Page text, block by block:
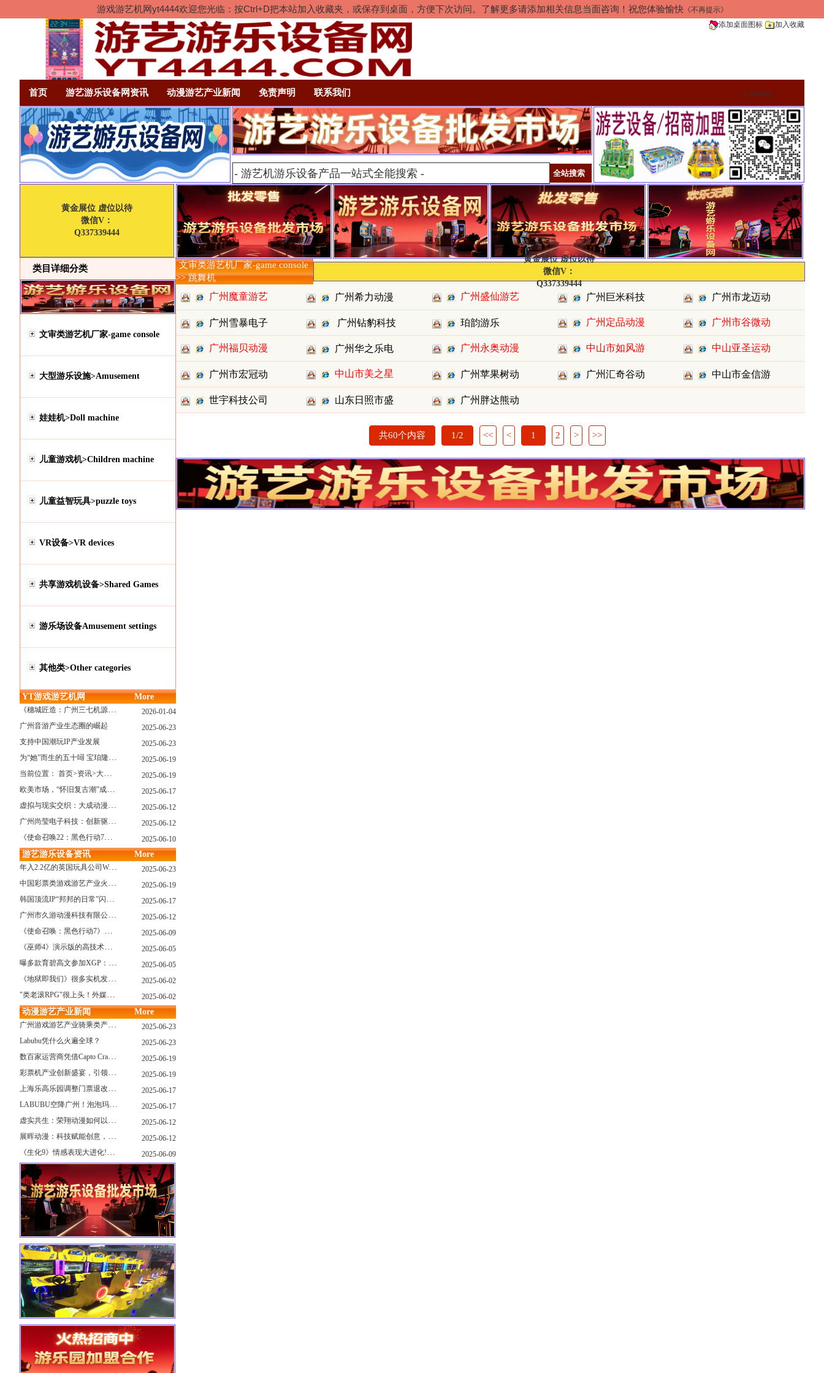
游戏游艺机网yt4444欢迎您光临：按Ctrl+D把本站加入收藏夹，或保存到桌面，方便下次访问。了解更多请添加相关信息当面咨询！祝您体验愉快《不再提示》
添加桌面图标
加入收藏
首页 游艺游乐设备网资讯 动漫游艺产业新闻 免责声明 联系我们 Loading...
黄金展位 虚位以待
微信V：
Q337339444
类目详细分类
文审类游艺机厂家-game console
大型游乐设施>Amusement
娃娃机>Doll machine
儿童游戏机>Children machine
儿童益智玩具>puzzle toys
VR设备>VR devices
共享游戏机设备>Shared Games
游乐场设备Amusement settings
其他类>Other categories
YT游戏游艺机网
More
《穗城匠造：广州三七机源头的工厂店密码》
2026-01-04
广州音游产业生态圈的崛起
2025-06-23
支持中国潮玩IP产业发展
2025-06-23
为“她”而生的五十噚 宝珀隆重推出全新五十噚女士潜水腕表 2025-06-19
当前位置： 首页>资讯>大型游戏展览和新游戏厅6月大温揭幕 大型游戏展览和新游戏厅6月大温揭幕 2025-06-19
欧美市场，“怀旧复古潮”成今年爆火！ 2025-06-17
虚拟与现实交织：大成动漫如何用"数字工匠精神"重塑游艺产业价值生态 2025-06-12
广州尚莹电子科技：创新驱动，引领游艺产业智能化新浪潮 2025-06-12
《使命召唤22：黑色行动7》战役模式传闻引不满:玩家将扮演无名士兵 2025-06-10
游艺游乐设备资讯
More
年入2.2亿的英国玩具公司Wow! Stuff被收购！
2025-06-23
中国彩票类游戏游艺产业火红现状深度分析 2025-06-19
韩国顶流IP“邦邦的日常”闪现深圳 2025-06-17
广州市久游动漫科技有限公司：创新驱动，引领游艺产业新浪潮 2025-06-12
《使命召唤：黑色行动7》问题多多：或将重蹈覆辙 2025-06-09
《巫师4》演示版的高技术力能在PS5上复现吗？数毛社以为很有或许！ 2025-06-05
曝多款育碧高文参加XGP：《星球大战：亡命之徒》、《阿凡达：潘多拉边境》、《刺客信条：影》等 2025-06-05
《地狱即我们》很多实机发布！虚幻5的地狱级画质！ 2025-06-02
"类老滚RPG"很上头！外媒盛赞新作《污痕圣杯》 2025-06-02
动漫游艺产业新闻
More
广州游戏游艺产业骑乘类产品的创新革命与沉浸式体验升级
2025-06-23
Labubu凭什么火遍全球？
2025-06-23
数百家运营商凭借Capto Crane娃娃机赢得玩家青睐——您呢？ 2025-06-19
彩票机产业创新盛宴，引领数字娱乐新潮流 2025-06-19
上海乐高乐园调整门票退改政策，多项“全球首发”引关注 2025-06-17
LABUBU空降广州！泡泡玛特快闪店限时开启 2025-06-17
虚实共生：荣翔动漫如何以"科技+文化"双轮驱动重塑游艺产业新生态 2025-06-12
展晖动漫：科技赋能创意，打造沉浸式游艺新体验 2025-06-12
《生化9》情感表现大进化!眼神、颤抖细节拉满！ 2025-06-09
文审类游艺机厂家-game console
>> 跳舞机
黄金展位 虚位以待
微信V：
Q337339444
广州魔童游艺
设备有限
广州希力动漫
科技有限
广州盛仙游艺
设备有限
广州巨米科技
有限公司
广州市龙迈动
漫科技有
广州雪暴电子
科技
广州钻豹科技
有限公
珀韵游乐 广州定品动漫
科技有限
广州市谷微动
漫科技有
广州福贝动漫 广州华之乐电
子科技有
广州永奥动漫
科技有限
中山市如风游
乐设备有
中山亚圣运动
科技有限
广州市宏冠动
漫科技有
中山市美之星
游乐设备
广州苹果树动
漫科技有
广州汇奇谷动 中山市金信游
世宇科技公司 山东日照市盛 广州胖达熊动
漫科技有
共60个内容 1/2 << < 1 2 > >>